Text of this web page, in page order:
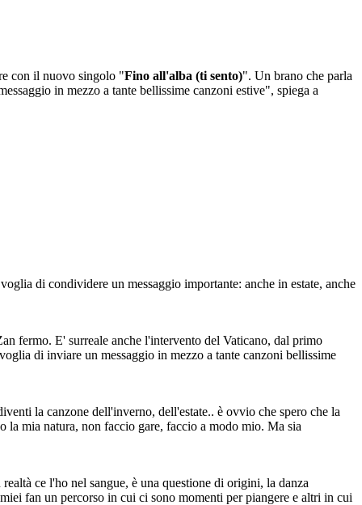
con il nuovo singolo "Fino all'alba (ti sento)". Un brano che parla
in mezzo a tante bellissime canzoni estive", spiega a
di condividere un messaggio importante: anche in estate, anche
fermo. E' surreale anche l'intervento del Vaticano, dal primo
di inviare un messaggio in mezzo a tante canzoni bellissime
la canzone dell'inverno, dell'estate.. è ovvio che spero che la
la mia natura, non faccio gare, faccio a modo mio. Ma sia
ce l'ho nel sangue, è una questione di origini, la danza
fan un percorso in cui ci sono momenti per piangere e altri in cui